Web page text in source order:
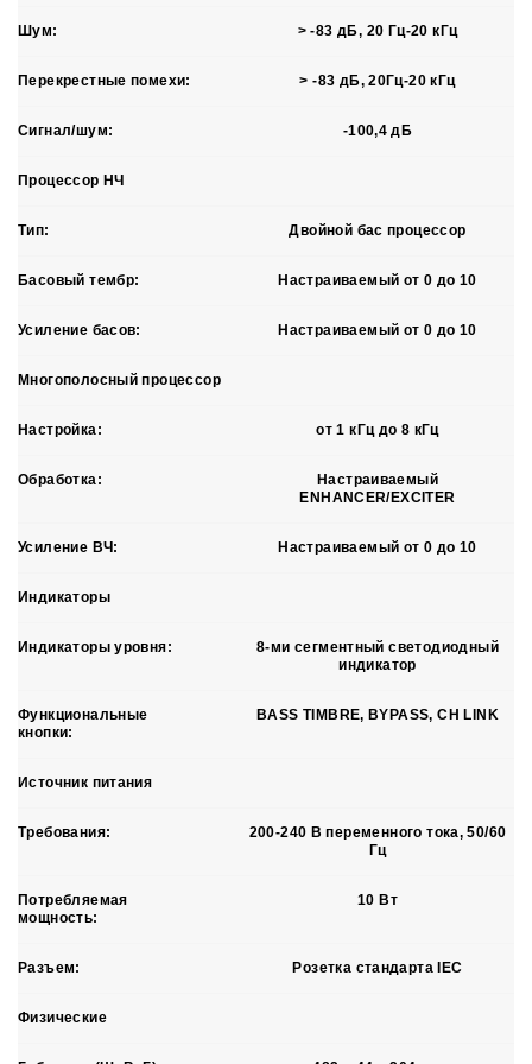
Шум: > -83 дБ, 20 Гц-20 кГц
Перекрестные помехи: > -83 дБ, 20Гц-20 кГц
Сигнал/шум: -100,4 дБ
Процессор НЧ
Тип: Двойной бас процессор
Басовый тембр: Настраиваемый от 0 до 10
Усиление басов: Настраиваемый от 0 до 10
Многополосный процессор
Настройка: от 1 кГц до 8 кГц
Обработка:
Настраиваемый
ENHANCER/EXCITER
Усиление ВЧ: Настраиваемый от 0 до 10
Индикаторы
Индикаторы уровня:
8-ми сегментный светодиодный
индикатор
Функциональные
кнопки:
BASS TIMBRE, BYPASS, CH LINK
Источник питания
Требования:
200-240 В переменного тока, 50/60
Гц
Потребляемая
мощность:
10 Вт
Разъем: Розетка стандарта IEC
Физические